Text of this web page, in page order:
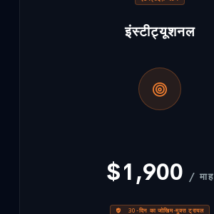
इंस्टीट्यूशनल
$1,900 / माह
30-दिन का जोखिम-मुक्त ट्रायल